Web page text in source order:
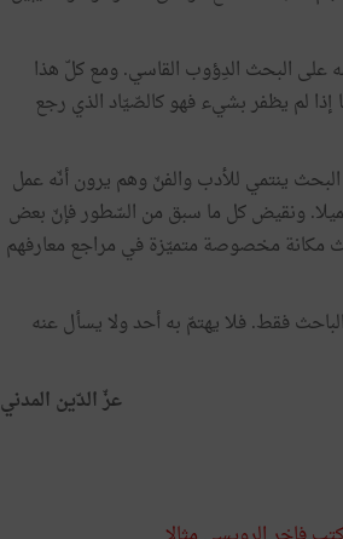
على البحث الدِؤوب القاسي. ومع كلّ هذا
لم يظفر بشيء فهو كالصّيّاد الذي رجع
ينتمي للأدب والفنّ وهم يرون أنّه عمل
ونقيض كل ما سبق من السّطور فإنّ بعض
مكانة مخصوصة متميّزة في مراجع معارفهم
فقط. فلا يهتمّ به أحد ولا يسأل عنه
عزّ الدّين المدني